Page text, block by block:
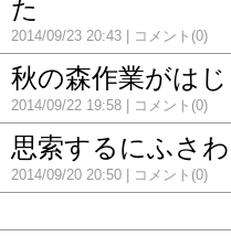
た
2014/09/23 20:43 コメント(0)
秋の森作業がは
2014/09/22 19:58 コメント(0)
思索するにふさ
2014/09/20 20:50 コメント(0)